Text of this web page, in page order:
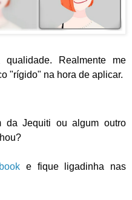
Realmente me
"rígido" na hora de aplicar.
da Jequiti ou algum outro
e fique ligadinha nas